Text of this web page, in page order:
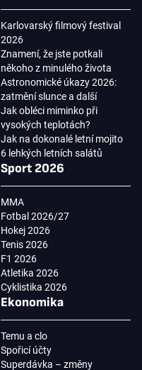
Karlovarský filmový festival
2026
Znamení, že jste potkali
někoho z minulého života
Astronomické úkazy 2026:
zatmění slunce a další
Jak obléci miminko při
vysokých teplotách?
Jak na dokonalé letní mojito
6 lehkých letních salátů
Sport 2026
MMA
Fotbal 2026/27
Hokej 2026
Tenis 2026
F1 2026
Atletika 2026
Cyklistika 2026
Ekonomika
Temu a clo
Spořicí účty
Superdávka – změny